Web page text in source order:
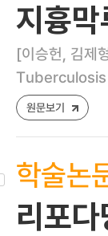
지흉
[이승헌, 김제
원문보기
학술논
리포